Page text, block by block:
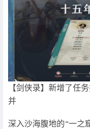
【剑侠录】新增了任
并
深入沙海腹地的“一之